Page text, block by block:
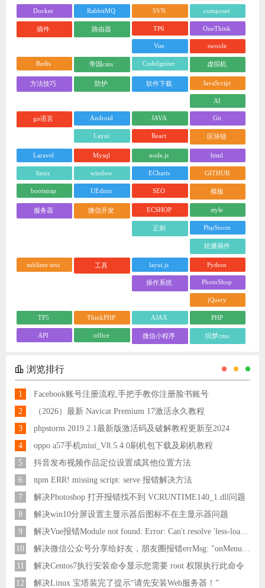
Docker RabbitMQ SVN composer
插件 路由器 TP6 OneThink
Vue swoole
Redis 帝国cms CodeIgniter 虚拟机
方法技巧 防护 软件下载 JavaScript
AI
go语言 Android JAVA Git
Layui React 区块链
Laravel Mysql node.js html
linux window ECharts GITHUB
bootstrap UEditor SEO 模板
服务器 微信开发 ECSHOP style
正则 PhpStorm
轮播插件
sublime text 工具 layui.js Python
操作系统 PhotoShop
jQuery
TP5 ThinkPHP AJAX PHP
API office 微信小程序 织梦cms
浏览排行
1
Facebook账号注册流程,手把手教你注册脸书账号
2
（2026）最新 Navicat Premium 17激活永久教程
3
phpstorm 2019.2.1最新版激活码及破解教程更新至2024
4
oppo a57手机miui_V8.5.4.0刷机包下载及刷机教程
5
抖音发布视频作品定位设置成其他位置方法
6
npm ERR! missing script: serve 报错解决方法
7
解决Photoshop 打开报错找不到 VCRUNTIME140_1.dll问题
8
解决win10分屏设置主显示器后图标不在主显示器问题
9
解决Vue报错Module not found: Error: Can't resolve 'less-loader' in 'C:\Users\Hm\Desktop\vue\vue_shop'问题
10
解决微信公众号分享给好友，朋友圈报错errMsg: "onMenuShareAppMessage:fail, the permission value is offline verifying"
11
解决Centos7执行安装命令显示您需要 root 权限执行此命令
12
解决Linux 宝塔装完了提示“请先安装Web服务器！”